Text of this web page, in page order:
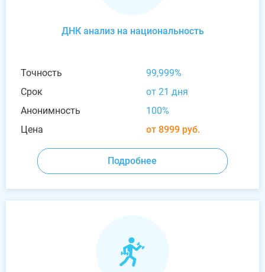
ДНК анализ на национальность
Точность
99,999%
Срок
от 21 дня
Анонимность
100%
Цена
от 8999 руб.
Подробнее